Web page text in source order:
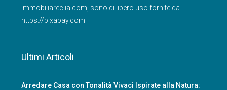
immobiliareclia.com , sono di libero uso fornite da
https://pixabay.com
Ultimi Articoli
Arredare Casa con Tonalità Vivaci Ispirate alla Natura: